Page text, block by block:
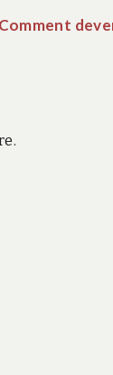
Comment